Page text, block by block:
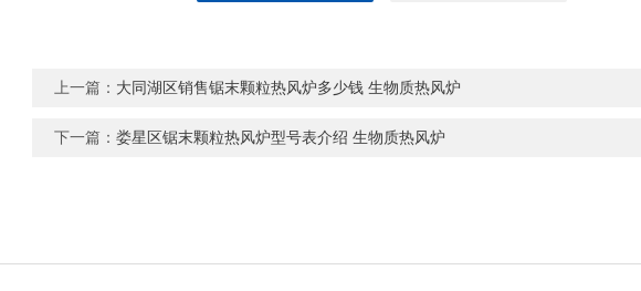
上一篇： 大同湖区销售锯末颗粒热风炉多少钱 生物质热风炉
下一篇：娄星区锯末颗粒热风炉型号表介绍 生物质热风炉